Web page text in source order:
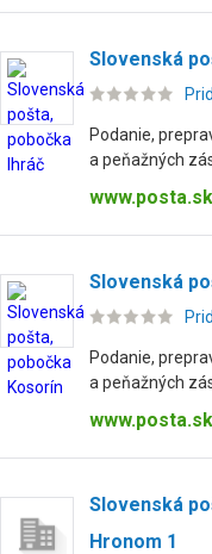
Slovenská
Podanie,
a peňažných
www.posta.sk
Slovenská
Podanie,
a peňažných
www.posta.sk
Slovenská
Hronom 1